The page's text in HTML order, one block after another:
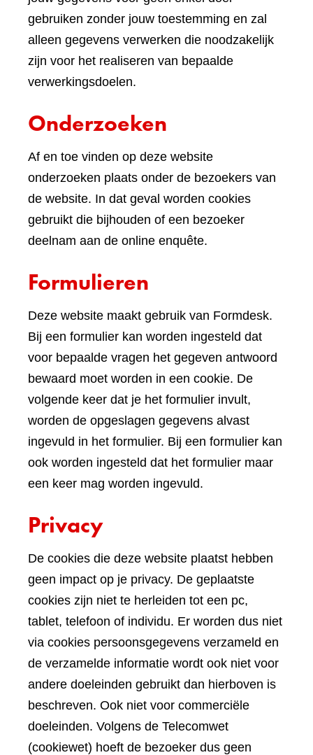
een
andere
website)
gebruiken zonder jouw toestemming en zal
alleen gegevens verwerken die noodzakelijk
zijn voor het realiseren van bepaalde
verwerkingsdoelen.
Onderzoeken
Af en toe vinden op deze website
onderzoeken plaats onder de bezoekers van
de website. In dat geval worden cookies
gebruikt die bijhouden of een bezoeker
deelnam aan de online enquête.
Formulieren
Deze website maakt gebruik van Formdesk.
Bij een formulier kan worden ingesteld dat
voor bepaalde vragen het gegeven antwoord
bewaard moet worden in een cookie. De
volgende keer dat je het formulier invult,
worden de opgeslagen gegevens alvast
ingevuld in het formulier. Bij een formulier kan
ook worden ingesteld dat het formulier maar
een keer mag worden ingevuld.
Privacy
De cookies die deze website plaatst hebben
geen impact op je privacy. De geplaatste
cookies zijn niet te herleiden tot een pc,
tablet, telefoon of individu. Er worden dus niet
via cookies persoonsgegevens verzameld en
de verzamelde informatie wordt ook niet voor
andere doeleinden gebruikt dan hierboven is
beschreven. Ook niet voor commerciële
doeleinden. Volgens de Telecomwet
(cookiewet) hoeft de bezoeker dus geen